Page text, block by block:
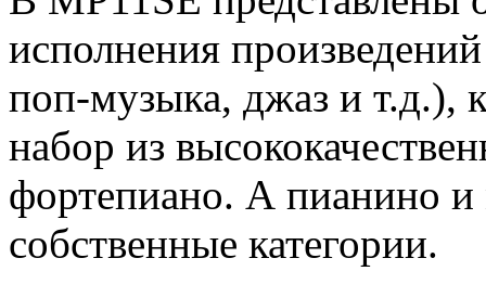
исполнения
поп-музыка, джаз и т.д.),
набор из
фортепиано. А пианино
собственные категории.